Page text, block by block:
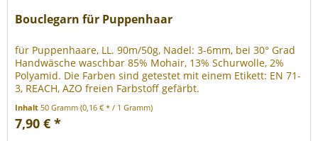
Bouclegarn für Puppenhaar
für Puppenhaare, LL. 90m/50g, Nadel: 3-6mm, bei 30° Grad
Handwäsche waschbar 85% Mohair, 13% Schurwolle, 2%
Polyamid. Die Farben sind getestet mit einem Etikett: EN 71-
3, REACH, AZO freien Farbstoff gefärbt.
Inhalt 50 Gramm(0,16 € * / 1 Gramm)
7,90 € *